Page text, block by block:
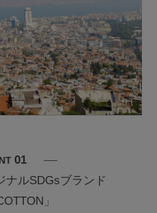
01
ナルSDGsブランド
」